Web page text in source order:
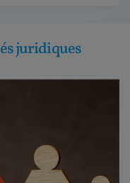
juridiques